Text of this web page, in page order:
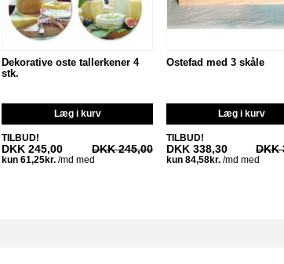
Dekorative oste tallerkener 4
stk.
Læg i kurv
TILBUD!
DKK 245,00 DKK 245,00
Ostefad med 3 skåle
Læg i kurv
TILBUD!
DKK 338,30 DKK